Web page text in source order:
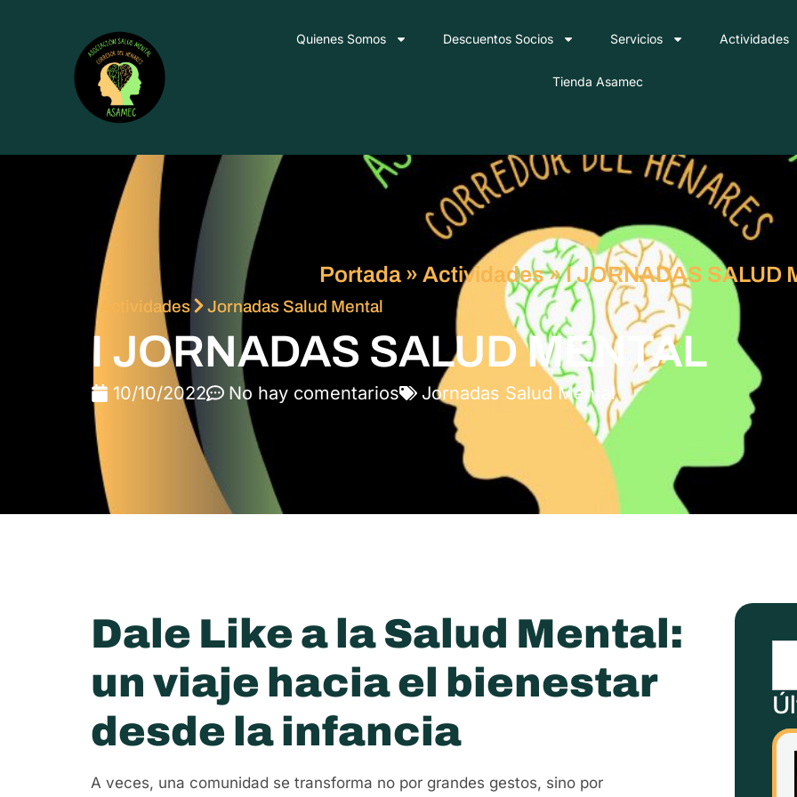
Quienes Somos Descuentos Socios Servicios Actividades
Tienda Asamec
Portada » Actividades»I JORNADAS SALUD
Actividades Jornadas Salud Mental
I JORNADAS SALUD MENTAL
10/10/2022 No hay comentarios Jornadas Salud Mental
Dale Like a la Salud Mental:
un viaje hacia el bienestar
desde la infancia
A veces, una comunidad se transforma no por grandes gestos, sino por